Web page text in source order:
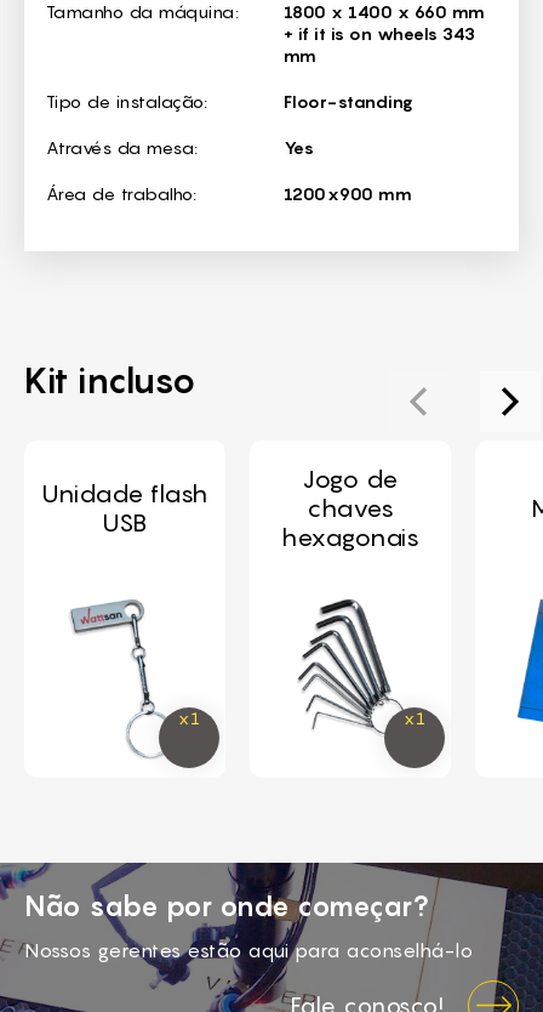
Tamanho da máquina:
1800 x 1400 x 660 mm
+ if it is on wheels 343
mm
Tipo de instalação: Floor-standing
Através da mesa: Yes
Área de trabalho: 1200x900 mm
Kit incluso
Unidade flash
USB
Jogo de
chaves
hexagonais
Não sabe por onde começar?
Nossos gerentes estão aqui para aconselhá-lo
Fale conosco!